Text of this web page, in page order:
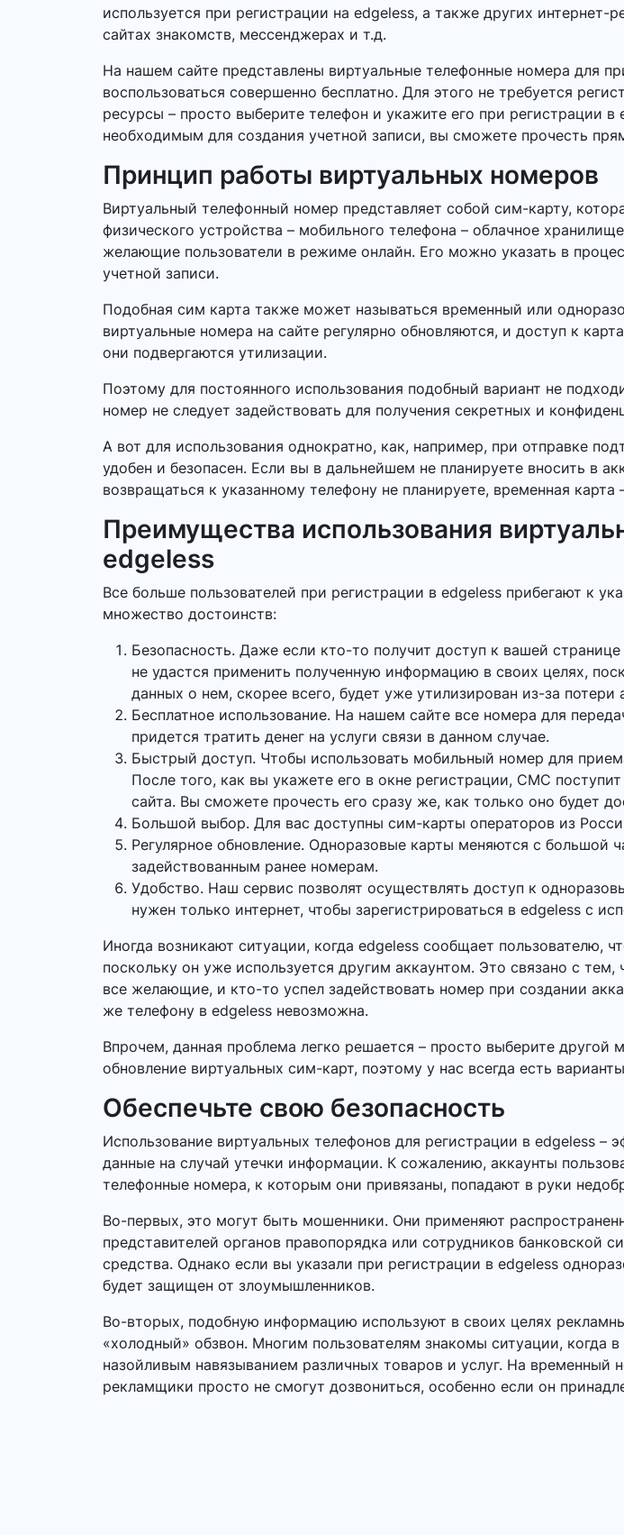
используется при регистрации на edgeless, а также других
сайтах знакомств, мессенджерах и т.д.
На нашем сайте представлены виртуальные телефонные номера для
воспользоваться совершенно бесплатно. Для этого не требуется
ресурсы – просто выберите телефон и укажите его при регистрации
необходимым для создания учетной записи, вы сможете прочесть
Принцип работы виртуальных номеров
Виртуальный телефонный номер представляет собой сим-карту,
физического устройства – мобильного телефона – облачное
желающие пользователи в режиме онлайн. Его можно указать в
учетной записи.
Подобная сим карта также может называться временный или
виртуальные номера на сайте регулярно обновляются, и доступ к
они подвергаются утилизации.
Поэтому для постоянного использования подобный вариант не
номер не следует задействовать для получения секретных и
А вот для использования однократно, как, например, при отправке
удобен и безопасен. Если вы в дальнейшем не планируете вносить в
возвращаться к указанному телефону не планируете, временная
Преимущества использования
edgeless
Все больше пользователей при регистрации в edgeless прибегают к
множество достоинств:
Безопасность. Даже если кто-то получит доступ к вашей
не удастся применить полученную информацию в своих целях,
данных о нем, скорее всего, будет уже утилизирован из-за потери
Бесплатное использование. На нашем сайте все номера для
придется тратить денег на услуги связи в данном случае.
Быстрый доступ. Чтобы использовать мобильный номер для
После того, как вы укажете его в окне регистрации, СМС
сайта. Вы сможете прочесть его сразу же, как только оно будет
Большой выбор. Для вас доступны сим-карты операторов из
Регулярное обновление. Одноразовые карты меняются с большой
задействованным ранее номерам.
Удобство. Наш сервис позволят осуществлять доступ к
нужен только интернет, чтобы зарегистрироваться в edgeless с
Иногда возникают ситуации, когда edgeless сообщает пользователю,
поскольку он уже используется другим аккаунтом. Это связано с
все желающие, и кто-то успел задействовать номер при создании
же телефону в edgeless невозможна.
Впрочем, данная проблема легко решается – просто выберите
обновление виртуальных сим-карт, поэтому у нас всегда есть
Обеспечьте свою безопасность
Использование виртуальных телефонов для регистрации в edgeless
данные на случай утечки информации. К сожалению, аккаунты
телефонные номера, к которым они привязаны, попадают в руки
Во-первых, это могут быть мошенники. Они применяют
представителей органов правопорядка или сотрудников
средства. Однако если вы указали при регистрации в edgeless
будет защищен от злоумышленников.
Во-вторых, подобную информацию используют в своих целях
«холодный» обзвон. Многим пользователям знакомы ситуации, когда
назойливым навязыванием различных товаров и услуг. На временный
рекламщики просто не смогут дозвониться, особенно если он